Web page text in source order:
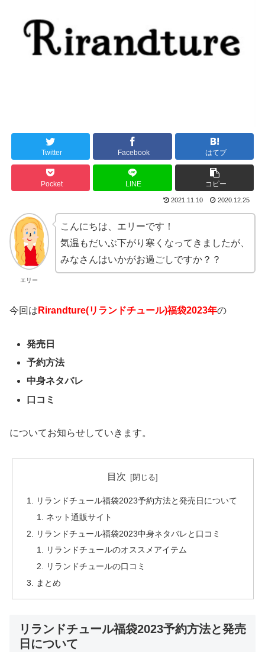
Twitter Facebook はてブ
Pocket LINE コピー
2021.11.10 2020.12.25
エリー
こんにちは、エリーです！
気温もだいぶ下がり寒くなってきましたが、
みなさんはいかがお過ごしですか？？
今回は Rirandture(リランドチュール)福袋2023年の
発売日
予約方法
中身ネタバレ
口コミ
についてお知らせしていきます。
目次
リランドチュール福袋2023予約方法と発売日について
ネット通販サイト
リランドチュール福袋2023中身ネタバレと口コミ
リランドチュールのオススメアイテム
リランドチュールの口コミ
まとめ
リランドチュール福袋2023予約方法と発売
日について